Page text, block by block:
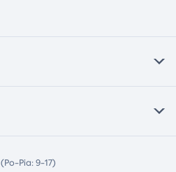
(Po-Pia: 9-17)